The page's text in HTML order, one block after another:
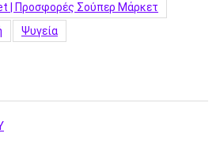
| Προσφορές Σούπερ Μάρκετ
Ψυγεία